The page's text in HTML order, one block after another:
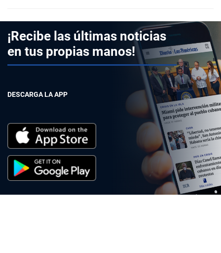
¡Recibe las últimas noticias
en tus propias manos!
DESCARGA LA APP